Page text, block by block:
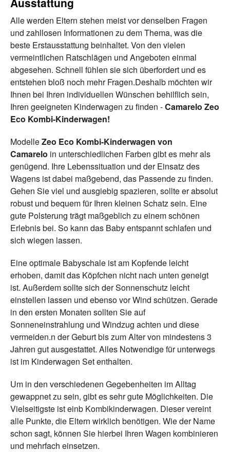
Alle werden Eltern stehen meist vor denselben Fragen
und zahllosen Informationen zu dem Thema, was die
beste Erstausstattung beinhaltet. Von den vielen
vermeintlichen Ratschlägen und Angeboten einmal
abgesehen. Schnell fühlen sie sich überfordert und es
entstehen bloß noch mehr Fragen.Deshalb möchten wir
Ihnen bei Ihren individuellen Wünschen behilflich sein,
Ihren geeigneten Kinderwagen zu finden -Camarelo Zeo
Eco Kombi-Kinderwagen!
ModelleZeo Eco Kombi-Kinderwagen von
Camarelo in unterschiedlichen Farben gibt es mehr als
genügend. Ihre Lebenssituation und der Einsatz des
Wagens ist dabei maßgebend, das Passende zu finden.
Gehen Sie viel und ausgiebig spazieren, sollte er absolut
robust und bequem für Ihren kleinen Schatz sein. Eine
gute Polsterung trägt maßgeblich zu einem schönen
Erlebnis bei. So kann das Baby entspannt schlafen und
sich wiegen lassen.
Eine optimale Babyschale ist am Kopfende leicht
erhoben, damit das Köpfchen nicht nach unten geneigt
ist. Außerdem sollte sich der Sonnenschutz leicht
einstellen lassen und ebenso vor Wind schützen. Gerade
in den ersten Monaten sollten Sie auf
Sonneneinstrahlung und Windzug achten und diese
vermeiden.n der Geburt bis zum Alter von mindestens 3
Jahren gut ausgestattet. Alles Notwendige für unterwegs
ist im Kinderwagen Set enthalten.
Um in den verschiedenen Gegebenheiten im Alltag
gewappnet zu sein, gibt es sehr gute Möglichkeiten. Die
Vielseitigste ist einb Kombikinderwagen. Dieser vereint
alle Punkte, die Eltern wirklich benötigen. Wie der Name
schon sagt, können Sie hierbei Ihren Wagen kombinieren
und mehrfach einsetzen.